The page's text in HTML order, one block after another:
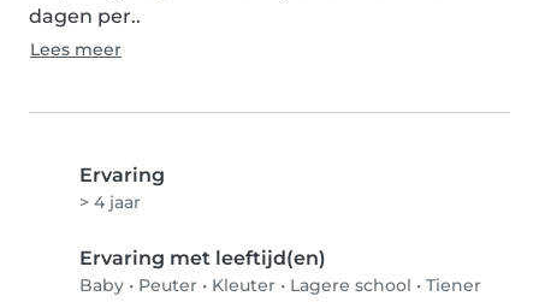
dagen per..
Lees meer
Ervaring
> 4 jaar
Ervaring met leeftijd(en)
Baby • Peuter • Kleuter • Lagere school • Tiener